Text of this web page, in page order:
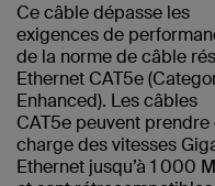
Ce câble dépasse les
exigences de
de la norme de câble
Ethernet CAT5e
Enhanced). Les câbles
CAT5e peuvent prendre
charge des vitesses
Ethernet jusqu’à 1 000